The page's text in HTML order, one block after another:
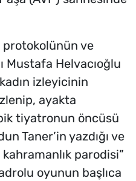
ve
Mustafa Helvacıoğlu
izleyicinin
ayakta
tiyatronun öncüsü
Taner’in yazdığı ve
parodisi”
oyunun başlıca